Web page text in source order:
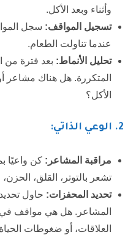
وأثناء وبعد الأكل.
تسجيل المواقف: سجل
عندما تناولت الطعام.
تحليل الأنماط: بعد فترة من
المتكررة. هل هناك مشاعر
الأكل؟
2. الوعي الذاتي:
مراقبة المشاعر: كن واعيًا
تشعر بالتوتر، القلق،
تحديد المحفزات: حاول
المشاعر. هل هي مواقف
العلاقات، أو ضغوطات